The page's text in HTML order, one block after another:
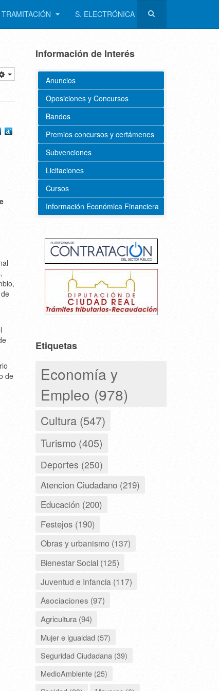
TRAMITACIÓN S. ELECTRÓNICA
de
Información de Interés
Anuncios
Oposiciones y Concursos
Bandos
Premios concursos y certámenes
Subvenciones
Licitaciones
Cursos
Información Económica Financiera
Etiquetas
Economía y
Empleo (978)
Cultura (547)
Turismo (405)
Deportes (250)
Atencion Ciudadano (219)
Educación (200)
Festejos (190)
Obras y urbanismo (137)
Bienestar Social (125)
Juventud e Infancia (117)
Asociaciones (97)
Agricultura (94)
Mujer e igualdad (57)
Seguridad Ciudadana (39)
MedioAmbiente (25)